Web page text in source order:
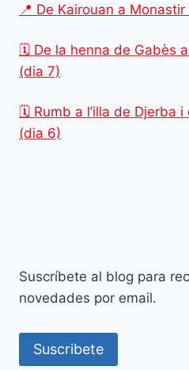
📍 De Kairouan a
🗓️ De la henna de Gabès a
(dia 7)
🗓️ Rumb a l’illa de Djerba
(dia 6)
Suscríbete al blog para
novedades por email.
Suscribete